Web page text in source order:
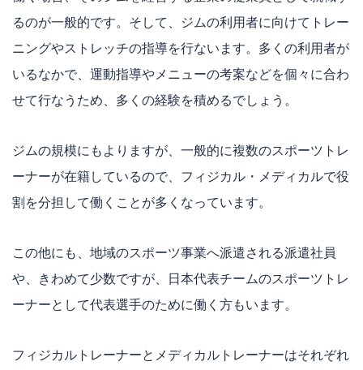
るのが一般的です。そして、ジムの利用者に向けてトレー
ニングやストレッチの指導を行ないます。多くの利用者が
いるなかで、運動指導やメニューの考案などを個々に合わ
せて行なうため、多くの経験を積めるでしょう。
ジムの規模にもよりますが、一般的に複数のスポーツトレ
ーナーが在籍しているので、フィジカル・メディカルで役
割を分担して働くことが多くなっています。
この他にも、地域のスポーツ事業へ派遣される派遣社員
や、きわめて少数ですが、日本代表チームのスポーツトレ
ーナーとして代表選手のために働く方もいます。
フィジカルトレーナーとメディカルトレーナーはそれぞれ